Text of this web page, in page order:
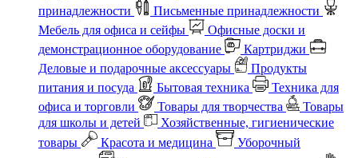
принадлежности
Письменные принадлежности
Мебель для офиса и сейфы
Офисные доски и
демонстрационное оборудование
Картриджи
Деловые и подарочные аксессуары
Продукты
питания и посуда
Бытовая техника
Техника для
офиса и торговли
Товары для творчества
Товары
для школы и детей
Хозяйственные, гигиенические
товары
Красота и медицина
Уборочный